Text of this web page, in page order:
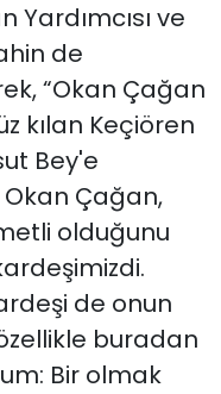
Yardımcısı ve
de
“Okan Çağan
kılan Keçiören
Bey'e
Okan Çağan,
olduğunu
de onun
buradan
Bir olmak